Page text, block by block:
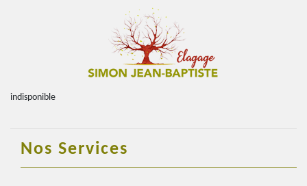
indisponible
Nos Services